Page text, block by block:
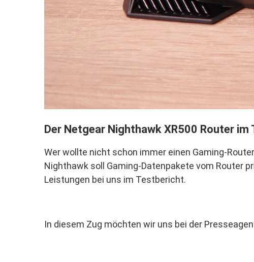
Der Netgear Nighthawk XR500 Router im
Wer wollte nicht schon immer einen Gaming-
Nighthawk soll Gaming-Datenpakete vom Router
Leistungen bei uns im Testbericht.
In diesem Zug möchten wir uns bei der